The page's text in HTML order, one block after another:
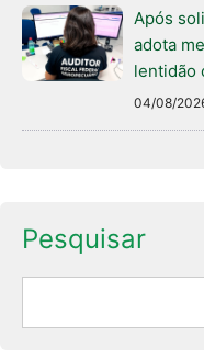
Após
adota
lentidão
04/08/
Pesquisar